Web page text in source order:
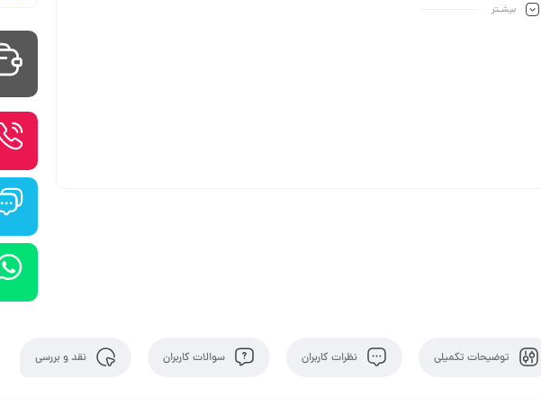
بیشـتر
توضیحات تکمیلی نظرات کاربران سوالات کاربران نقد و بررسی